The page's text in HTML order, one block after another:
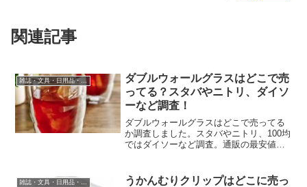
関連記事
雑誌・文具・日用品・インテリア
ダブルウォールグラスはどこで売
ってる？スタバやニトリ、ダイソ
ーなど調査！
ダブルウォールグラスはどこで売ってる
か調査しました。スタバやニトリ、100均
ではダイソーなど調査。通販の最安値や
うかんむりクリップはどこに売っ